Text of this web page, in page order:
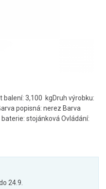
balení: 3,100 kgDruh výrobku:
popisná: nerez Barva
stojánková Ovládání:
24.9.